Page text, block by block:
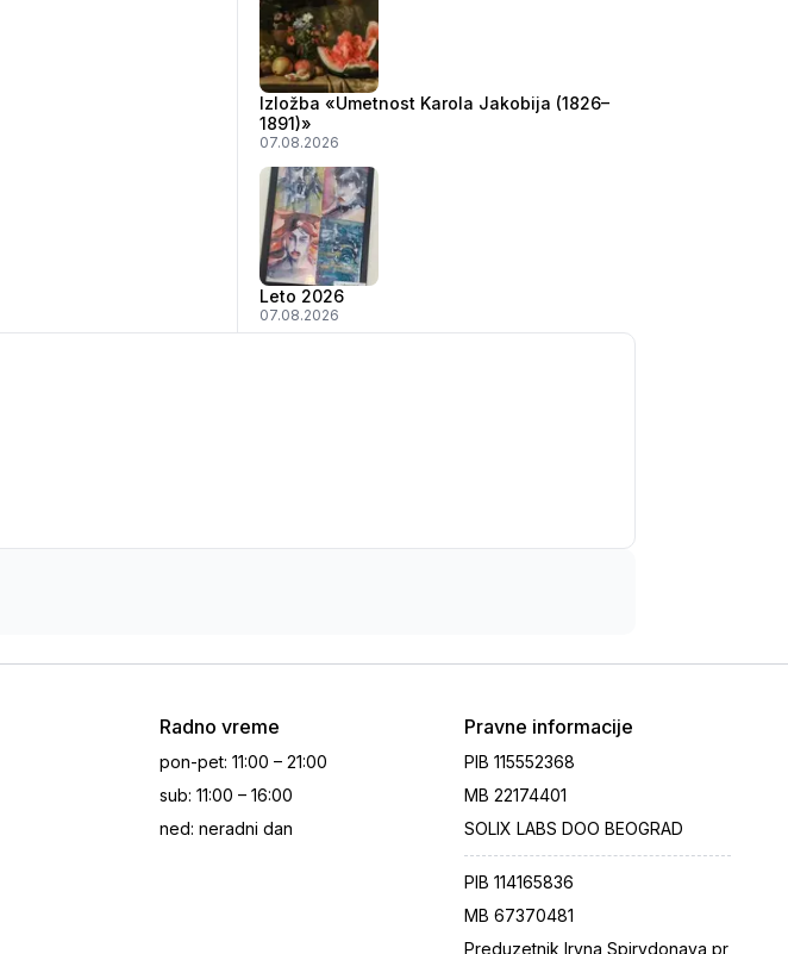
Izložba «Umetnost Karola Jakobija (1826–
1891)»
07.08.2026
Leto 2026
07.08.2026
Radno vreme
pon-pet: 11:00 – 21:00
sub: 11:00 – 16:00
ned: neradni dan
Pravne informacije
PIB 115552368
MB 22174401
SOLIX LABS DOO BEOGRAD
PIB 114165836
MB 67370481
Preduzetnik Iryna Spirydonava pr